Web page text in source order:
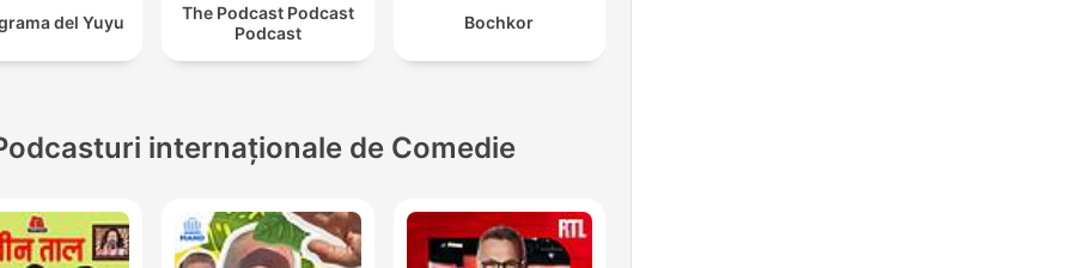
del Yuyu
The Podcast Podcast
Podcast
Bochkor
internaționale de Comedie